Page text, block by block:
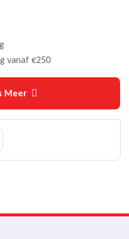
vanaf €250
Meer